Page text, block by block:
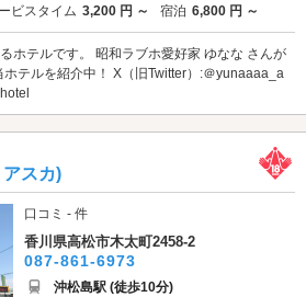
ビスタイム 3,200 円 ～ 宿泊 6,800 円 ～
ホテルです。 昭和ラブホ愛好家 ゆなな さんが
テルを紹介中！ X（旧Twitter）:＠yunaaaa_a
スカ)
口コミ - 件
香川県高松市木太町2458-2
087-861-6973
沖松島駅 (徒歩10分)